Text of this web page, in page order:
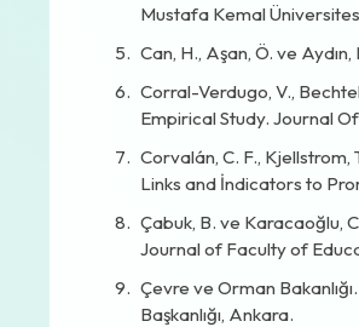
Mustafa Kemal
Can, H., Aşan, Ö. ve
Corral-Verdugo, V.,
Empirical Study. Journal
Corvalán, C. F.,
Links and İndicators to
Çabuk, B. ve Karacaoğlu,
Journal of Faculty of
Çevre ve Orman
Başkanlığı, Ankara.